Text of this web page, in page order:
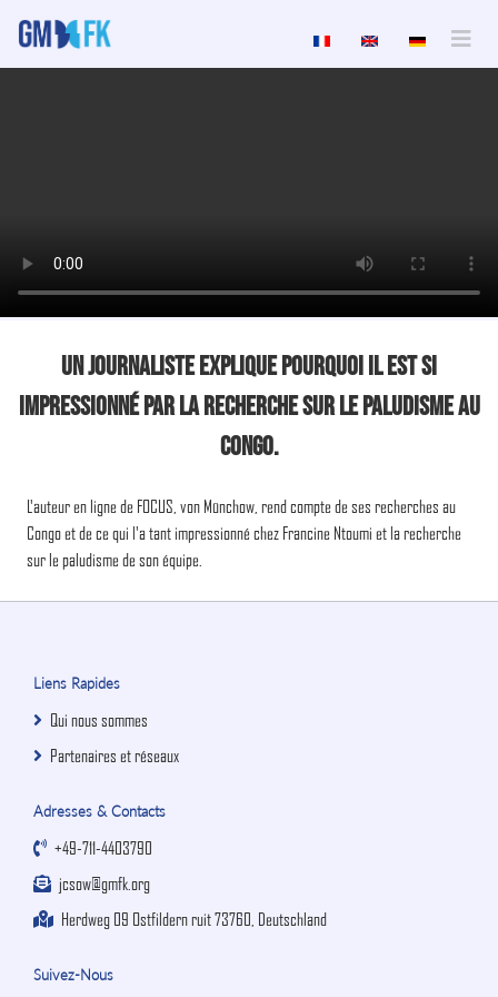
Un Journaliste Explique Pourquoi Il Est Si
Impressionné Par La Recherche Sur Le Paludisme Au
Congo.
L'auteur en ligne de FOCUS, von Münchow, rend compte de ses recherches au
Congo et de ce qui l'a tant impressionné chez Francine Ntoumi et la recherche
sur le paludisme de son équipe.
Liens Rapides
Qui nous sommes
Partenaires et réseaux
Adresses & Contacts
+49-711-4403790
jcsow@gmfk.org
Herdweg 09 Ostfildern ruit 73760, Deutschland
Suivez-Nous